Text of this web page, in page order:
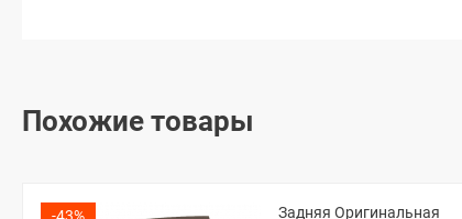
Похожие товары
-43%
Задняя Оригинальная